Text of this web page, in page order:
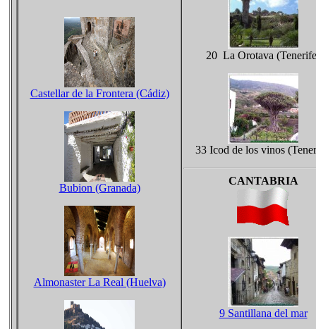
Castellar de la Frontera (Cádiz)
Bubion (Granada)
Almonaster La Real (Huelva)
20 La Orotava
33 Icod de los vinos
CANTABRIA
9 Santillana del mar